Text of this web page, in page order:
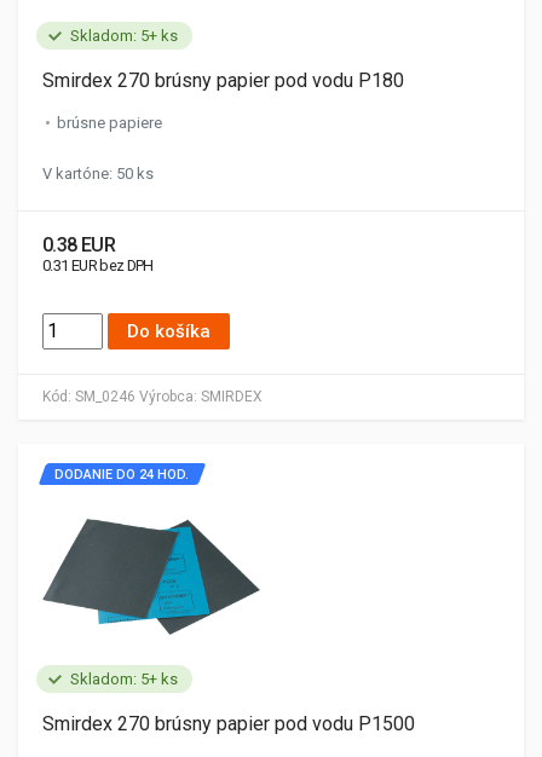
Skladom: 5+ ks
Kód: SM_0246 Výrobca: SMIRDEX
Smirdex 270 brúsny papier pod vodu P180
brúsne papiere
V kartóne: 50 ks
0.38 EUR
0.31 EUR bez DPH
Do košíka
Skladom: 5+ ks
DODANIE DO 24 HOD.
Smirdex 270 brúsny papier pod vodu P1500